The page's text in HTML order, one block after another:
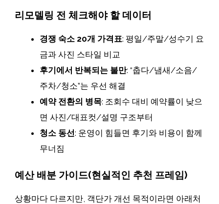
리모델링 전 체크해야 할 데이터
경쟁 숙소 20개 가격표: 평일/주말/성수기 요
금과 사진 스타일 비교
후기에서 반복되는 불만: “춥다/냄새/소음/
주차/청소”는 우선 해결
예약 전환의 병목: 조회수 대비 예약률이 낮으
면 사진/대표컷/설명 구조부터
청소 동선: 운영이 힘들면 후기와 비용이 함께
무너짐
예산 배분 가이드(현실적인 추천 프레임)
상황마다 다르지만, 객단가 개선 목적이라면 아래처